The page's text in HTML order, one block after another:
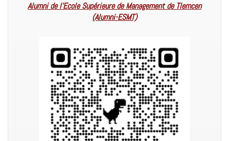
Alumni de l’Ecole Supérieure de Management de Tlemcen
(Alumni-ESMT)